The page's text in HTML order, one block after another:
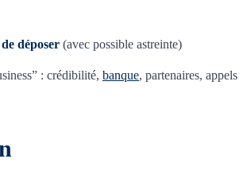
déposer (avec possible astreinte)
: crédibilité, banque, partenaires, appels